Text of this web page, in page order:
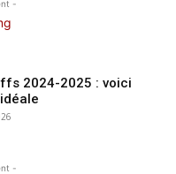
-
2024-2025 : voici
-